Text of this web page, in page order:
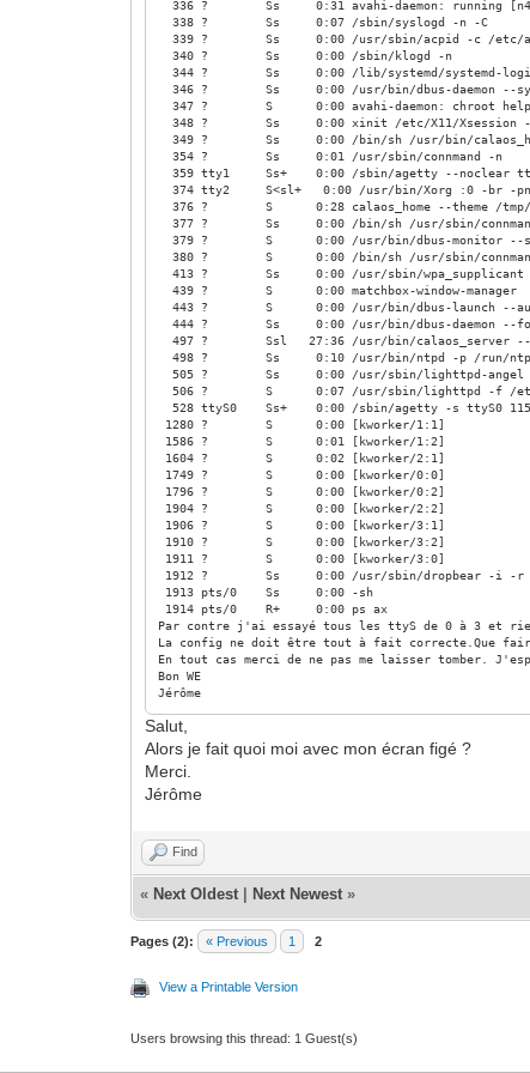
336 ? Ss 0:31 avahi-daemon: running
338 ? Ss 0:07 /sbin/syslogd -n -C
339 ? Ss 0:00 /usr/sbin/acpid -c /etc/
340 ? Ss 0:00 /sbin/klogd -n
344 ? Ss 0:00 /lib/systemd/systemd-
346 ? Ss 0:00 /usr/bin/dbus-daemon --
347 ? S 0:00 avahi-daemon: chroot
348 ? Ss 0:00 xinit /etc/X11/Xsession -- /
349 ? Ss 0:00 /bin/sh /usr/bin/
354 ? Ss 0:01 /usr/sbin/connmand -n
359 tty1 Ss+ 0:00 /sbin/agetty --noclear
374 tty2 S<sl+ 0:00 /usr/bin/Xorg :0 -br -pn -
376 ? S 0:28 calaos_home --theme /tmp/
377 ? Ss 0:00 /bin/sh /usr/sbin/connman-
379 ? S 0:00 /usr/bin/dbus-monitor --
380 ? S 0:00 /bin/sh /usr/sbin/connman-
413 ? Ss 0:00 /usr/sbin/wpa_supplicant
439 ? S 0:00 matchbox-window-manager
443 ? S 0:00 /usr/bin/dbus-launch --auto-
444 ? Ss 0:00 /usr/bin/dbus-daemon --
497 ? Ssl 27:36 /usr/bin/calaos_server --
498 ? Ss 0:10 /usr/bin/ntpd -p /run/
505 ? Ss 0:00 /usr/sbin/lighttpd-angel -f
506 ? S 0:07 /usr/sbin/lighttpd -f /etc/
528 ttyS0 Ss+ 0:00 /sbin/agetty -s ttyS0
1280 ? S 0:00 [kworker/1:1]
1586 ? S 0:01 [kworker/1:2]
1604 ? S 0:02 [kworker/2:1]
1749 ? S 0:00 [kworker/0:0]
1796 ? S 0:00 [kworker/0:2]
1904 ? S 0:00 [kworker/2:2]
1906 ? S 0:00 [kworker/3:1]
1910 ? S 0:00 [kworker/3:2]
1911 ? S 0:00 [kworker/3:0]
1912 ? Ss 0:00 /usr/sbin/dropbear -i -r /etc/
1913 pts/0 Ss 0:00 -sh
1914 pts/0 R+ 0:00 ps ax
Par contre j'ai essayé tous les ttyS de 0 à 3 et
La config ne doit être tout à fait correcte.Que
En tout cas merci de ne pas me laisser tomber.
Bon WE
Jérôme
Salut,
Alors je fait quoi moi avec mon écran figé ?
Merci.
Jérôme
Find
« Next Oldest Next Newest »
Pages (2): « Previous 1 2
View a Printable Version
Users browsing this thread: 1 Guest(s)